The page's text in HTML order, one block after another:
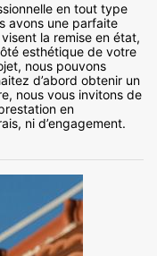
en tout type
avons une parfaite
la remise en état,
esthétique de votre
nous pouvons
d’abord obtenir un
nous vous invitons de
en
ni d’engagement.